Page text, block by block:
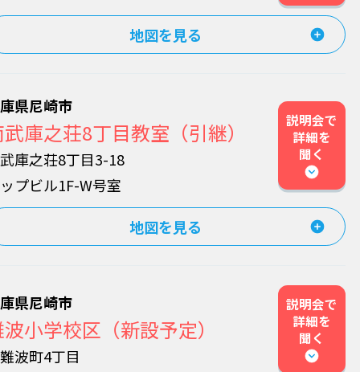
地図を見る
県尼崎市
庫之荘8丁目教室（引継）
庫之荘8丁目3-18
プビル1F-W号室
説明会で
詳細を
聞く
地図を見る
県尼崎市
小学校区（新設予定）
波町4丁目
説明会で
詳細を
聞く